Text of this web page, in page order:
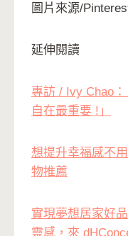
圖片來源/
延伸閱讀
專訪 / Ivy Chao
自在最重要 !」
想提升幸福感不
物推薦
實現夢想居家好
靈感，來